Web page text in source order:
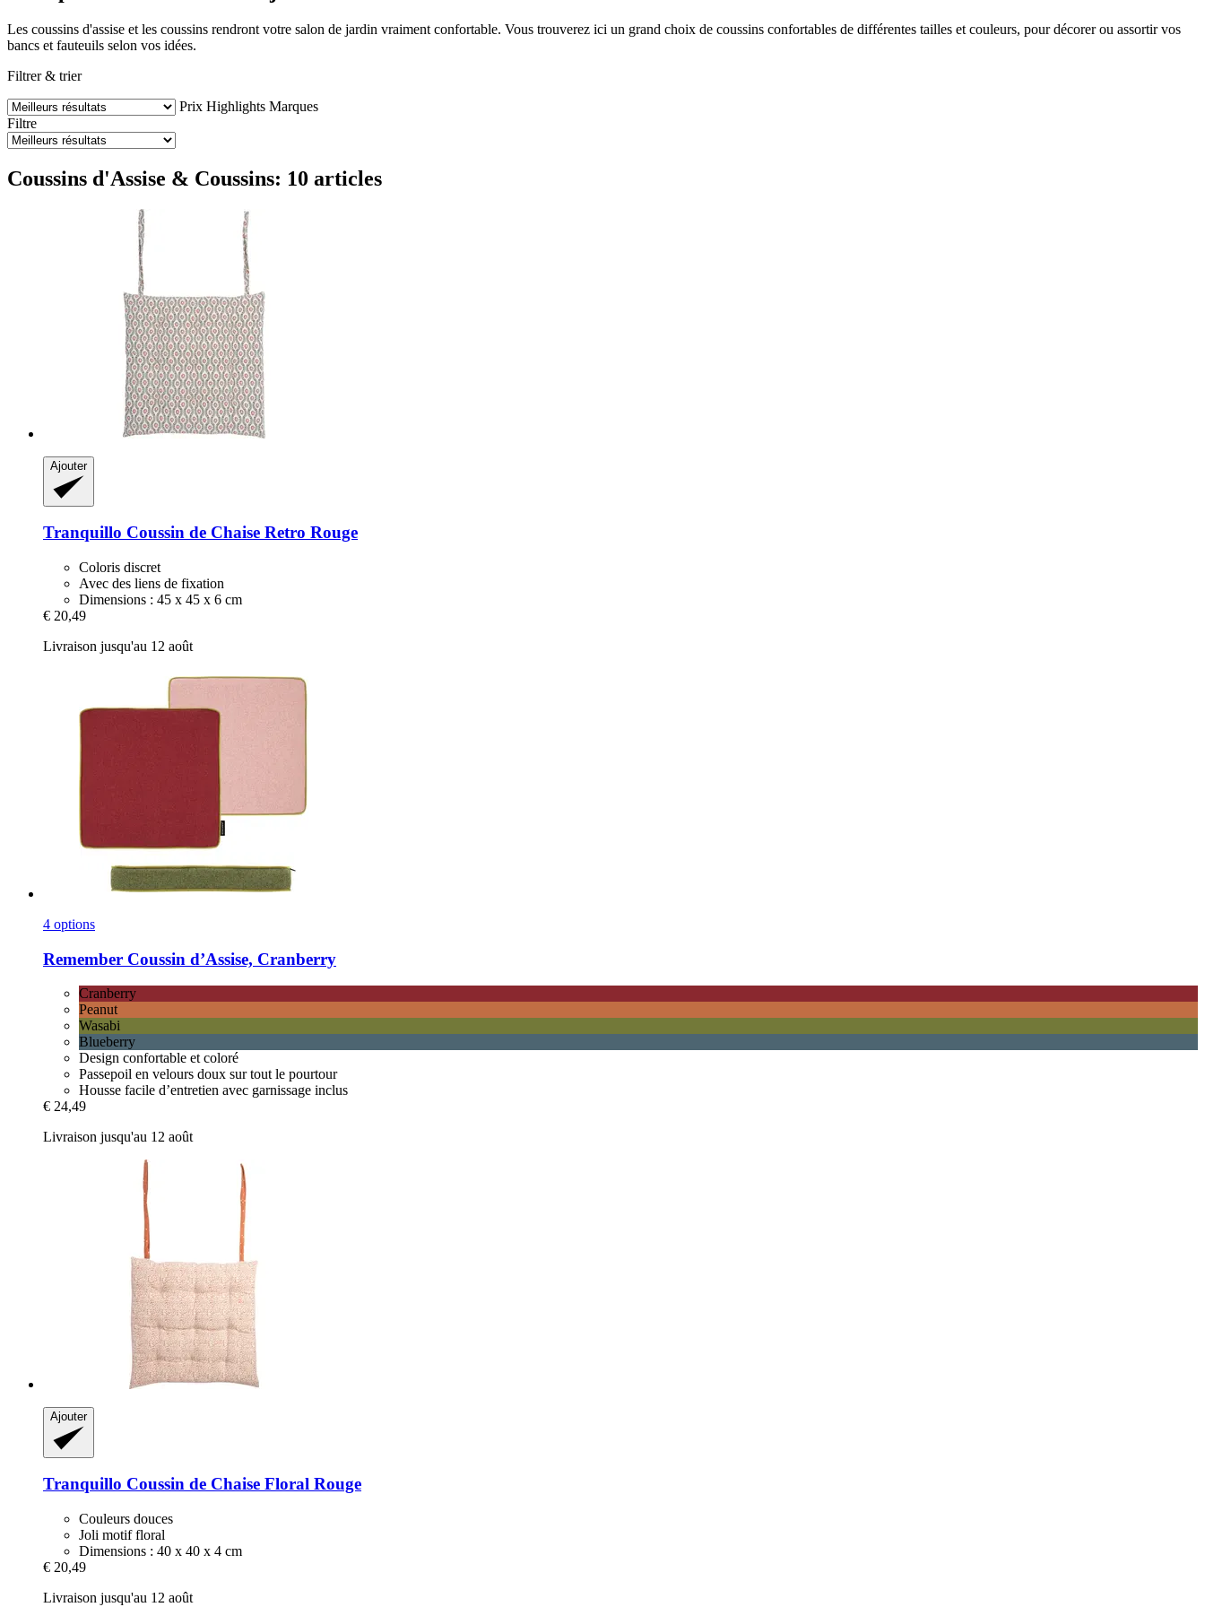
Les coussins d'assise et les coussins rendront votre salon de jardin vraiment confortable. Vous trouverez ici un grand choix de coussins confortables de différentes tailles et couleurs, pour décorer ou assortir vos
bancs et fauteuils selon vos idées.
Filtrer & trier
Prix Highlights Marques
Filtre
Coussins d'Assise & Coussins: 10 articles
Ajouter
Tranquillo Coussin de Chaise Retro Rouge
Coloris discret
Avec des liens de fixation
Dimensions : 45 x 45 x 6 cm
€ 20,49
Livraison jusqu'au 12 août
4 options
Remember Coussin d’Assise, Cranberry
Cranberry
Peanut
Wasabi
Blueberry
Design confortable et coloré
Passepoil en velours doux sur tout le pourtour
Housse facile d’entretien avec garnissage inclus
€ 24,49
Livraison jusqu'au 12 août
Ajouter
Tranquillo Coussin de Chaise Floral Rouge
Couleurs douces
Joli motif floral
Dimensions : 40 x 40 x 4 cm
€ 20,49
Livraison jusqu'au 12 août